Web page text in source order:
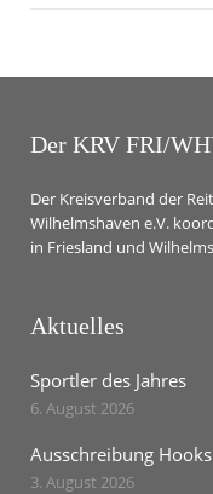
Der KRV FRI/
Der Kreisverband der
Wilhelmshaven e.V.
in Friesland und
Aktuelles
Sportler des Jahres
6. August 2026
Ausschreibung
3. August 2026